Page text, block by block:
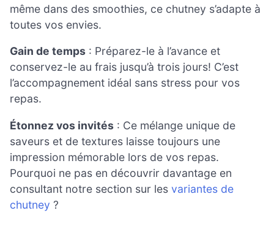
même dans des smoothies, ce chutney s’adapte à
toutes vos envies.
Gain de temps : Préparez-le à l’avance et
conservez-le au frais jusqu’à trois jours! C’est
l’accompagnement idéal sans stress pour vos
repas.
Étonnez vos invités : Ce mélange unique de
saveurs et de textures laisse toujours une
impression mémorable lors de vos repas.
Pourquoi ne pas en découvrir davantage en
consultant notre section sur les variantes de
chutney ?